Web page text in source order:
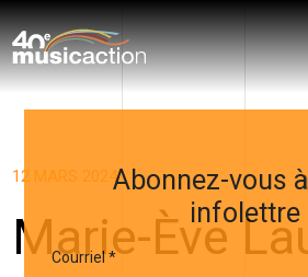
Menu
12 MARS 2024
Marie-Ève
Abonnez-vous
infolettre
Courriel*